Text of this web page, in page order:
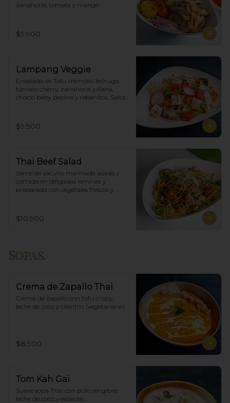
zanahoria, tomate y mango
$9.900
Lampang Veggie
Ensalada de Tofu cremoso, lechuga,
tomate cherry, zanahoria juliana,
choclo baby pepino y rabanitos. Salsa
$9.900
Thai Beef Salad
carne de vacuno marinada asada y
cortada en delgadas laminas y
preparada con vegetales frescos y
$10.900
Crema de Zapallo Thai
Crema de zapallo con tofu crispy,
leche de coco y cilantro. (vegetariana)
$8.900
Tom Kah Gai
Suave sopa Thai con pollo jengibre
leche de coco y especias.